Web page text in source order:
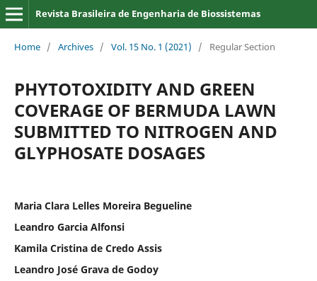
Revista Brasileira de Engenharia de Biossistemas
Home / Archives / Vol. 15 No. 1 (2021) / Regular Section
PHYTOTOXIDITY AND GREEN
COVERAGE OF BERMUDA LAWN
SUBMITTED TO NITROGEN AND
GLYPHOSATE DOSAGES
Maria Clara Lelles Moreira Begueline
Leandro Garcia Alfonsi
Kamila Cristina de Credo Assis
Leandro José Grava de Godoy